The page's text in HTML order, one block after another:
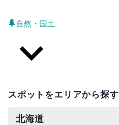
自然・国土
スポットをエリアから探す
北海道